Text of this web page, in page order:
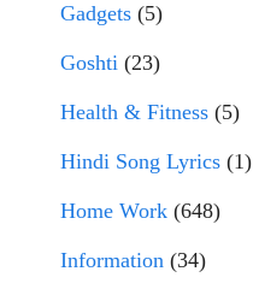
Gadgets (5)
Goshti (23)
Health & Fitness (5)
Hindi Song Lyrics (1)
Home Work (648)
Information (34)